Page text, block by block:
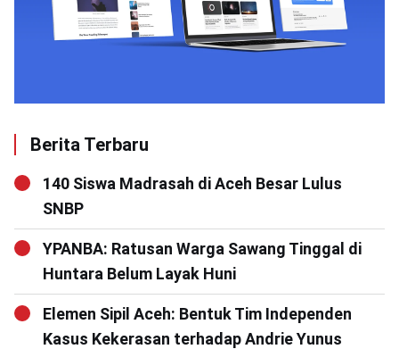
Berita Terbaru
140 Siswa Madrasah di Aceh Besar Lulus
SNBP
YPANBA: Ratusan Warga Sawang Tinggal di
Huntara Belum Layak Huni
Elemen Sipil Aceh: Bentuk Tim Independen
Kasus Kekerasan terhadap Andrie Yunus